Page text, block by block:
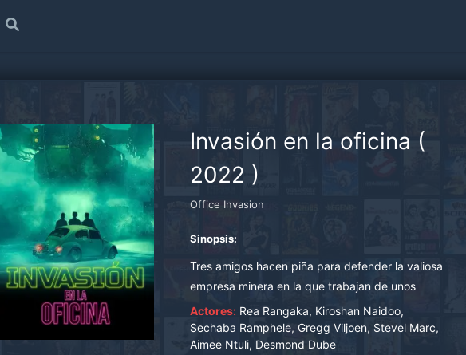
Invasión en la oficina (
2022 )
Office Invasion
Sinopsis:
Tres amigos hacen piña para defender la valiosa
empresa minera en la que trabajan de unos
monstruosos alienígenas que pretenden
saquearla y exterminar a todos.
Actores: Rea Rangaka, Kiroshan Naidoo,
Sechaba Ramphele, Gregg Viljoen, Stevel Marc,
Aimee Ntuli, Desmond Dube